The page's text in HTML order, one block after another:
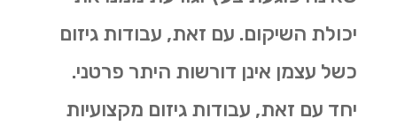
יכולת השיקום. עם זאת, עבודות גיזום
כשל עצמן אינן דורשות היתר פרטני.
יחד עם זאת, עבודות גיזום מקצועיות